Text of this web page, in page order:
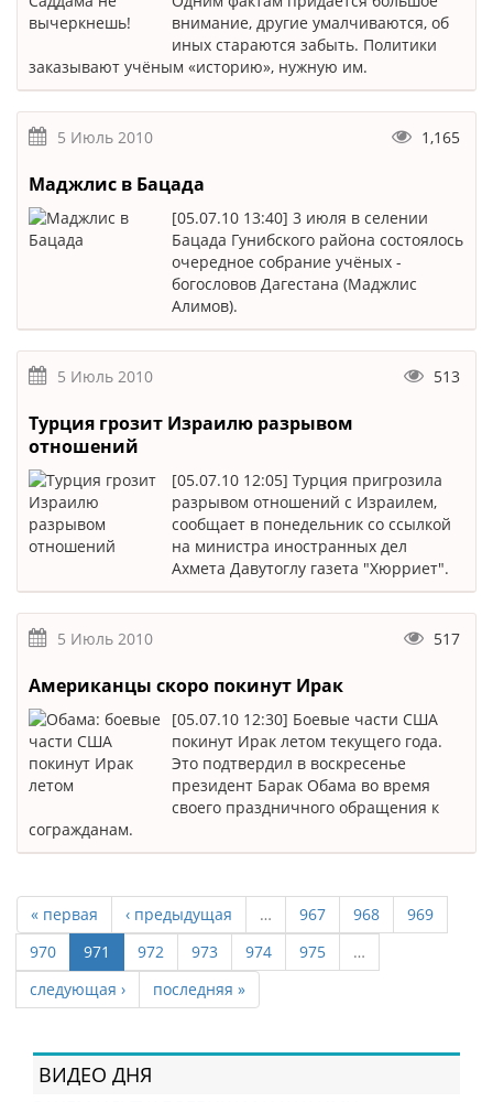
внимание, другие умалчиваются, об
иных стараются забыть. Политики
заказывают учёным «историю», нужную им.
5 Июль 2010 1,165
Маджлис в Бацада
[05.07.10 13:40] 3 июля в селении
Бацада Гунибского района состоялось
очередное собрание учёных -
богословов Дагестана (Маджлис
Алимов).
5 Июль 2010 513
Турция грозит Израилю разрывом
отношений
[05.07.10 12:05] Турция пригрозила
разрывом отношений с Израилем,
сообщает в понедельник со ссылкой
на министра иностранных дел
Ахмета Давутоглу газета "Хюрриет".
5 Июль 2010 517
Американцы скоро покинут Ирак
[05.07.10 12:30] Боевые части США
покинут Ирак летом текущего года.
Это подтвердил в воскресенье
президент Барак Обама во время
своего праздничного обращения к
согражданам.
« первая ‹ предыдущая … 967 968
969
970
971 972 973 974 975
…
следующая ›
последняя »
ВИДЕО ДНЯ